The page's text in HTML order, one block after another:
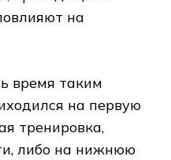
на
время таким
на первую
тренировка,
либо на нижнюю